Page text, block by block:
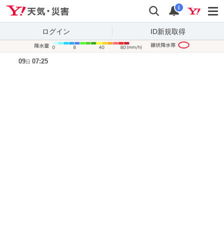
検索 通知
i
ログイン ID新規取得
09日 07:25